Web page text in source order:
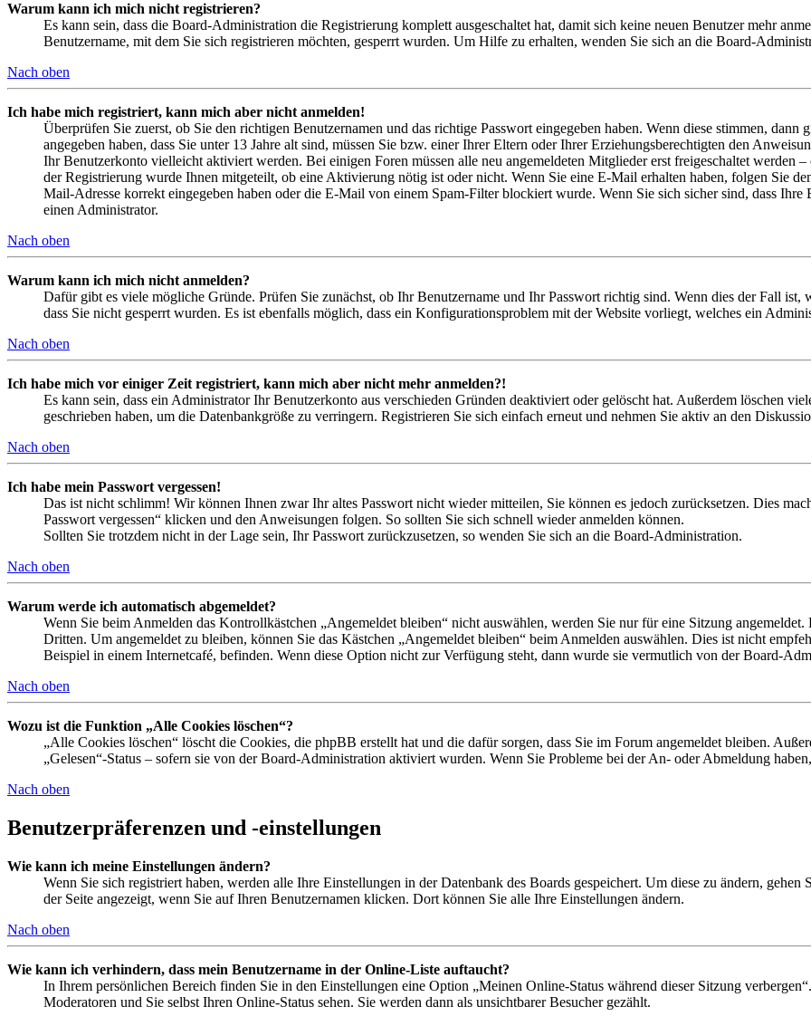
Warum kann ich mich nicht registrieren?
Es kann sein, dass die Board-Administration die Registrierung komplett ausgeschaltet hat, damit sich keine neuen Benutzer mehr
Benutzername, mit dem Sie sich registrieren möchten, gesperrt wurden. Um Hilfe zu erhalten, wenden Sie sich an die Board-
Nach oben
Ich habe mich registriert, kann mich aber nicht anmelden!
Überprüfen Sie zuerst, ob Sie den richtigen Benutzernamen und das richtige Passwort eingegeben haben. Wenn diese stimmen, dann
angegeben haben, dass Sie unter 13 Jahre alt sind, müssen Sie bzw. einer Ihrer Eltern oder Ihrer Erziehungsberechtigten den
Ihr Benutzerkonto vielleicht aktiviert werden. Bei einigen Foren müssen alle neu angemeldeten Mitglieder erst freigeschaltet werden
der Registrierung wurde Ihnen mitgeteilt, ob eine Aktivierung nötig ist oder nicht. Wenn Sie eine E-Mail erhalten haben, folgen Sie
Mail-Adresse korrekt eingegeben haben oder die E-Mail von einem Spam-Filter blockiert wurde. Wenn Sie sich sicher sind, dass
einen Administrator.
Nach oben
Warum kann ich mich nicht anmelden?
Dafür gibt es viele mögliche Gründe. Prüfen Sie zunächst, ob Ihr Benutzername und Ihr Passwort richtig sind. Wenn dies der Fall ist,
dass Sie nicht gesperrt wurden. Es ist ebenfalls möglich, dass ein Konfigurationsproblem mit der Website vorliegt, welches ein
Nach oben
Ich habe mich vor einiger Zeit registriert, kann mich aber nicht mehr anmelden?!
Es kann sein, dass ein Administrator Ihr Benutzerkonto aus verschieden Gründen deaktiviert oder gelöscht hat. Außerdem löschen
geschrieben haben, um die Datenbankgröße zu verringern. Registrieren Sie sich einfach erneut und nehmen Sie aktiv an den
Nach oben
Ich habe mein Passwort vergessen!
Das ist nicht schlimm! Wir können Ihnen zwar Ihr altes Passwort nicht wieder mitteilen, Sie können es jedoch zurücksetzen. Dies
Passwort vergessen“ klicken und den Anweisungen folgen. So sollten Sie sich schnell wieder anmelden können.
Sollten Sie trotzdem nicht in der Lage sein, Ihr Passwort zurückzusetzen, so wenden Sie sich an die Board-Administration.
Nach oben
Warum werde ich automatisch abgemeldet?
Wenn Sie beim Anmelden das Kontrollkästchen „Angemeldet bleiben“ nicht auswählen, werden Sie nur für eine Sitzung
Dritten. Um angemeldet zu bleiben, können Sie das Kästchen „Angemeldet bleiben“ beim Anmelden auswählen. Dies ist nicht
Beispiel in einem Internetcafé, befinden. Wenn diese Option nicht zur Verfügung steht, dann wurde sie vermutlich von der Board-
Nach oben
Wozu ist die Funktion „Alle Cookies löschen“?
„Alle Cookies löschen“ löscht die Cookies, die phpBB erstellt hat und die dafür sorgen, dass Sie im Forum angemeldet bleiben.
„Gelesen“-Status – sofern sie von der Board-Administration aktiviert wurden. Wenn Sie Probleme bei der An- oder Abmeldung
Nach oben
Benutzerpräferenzen und -einstellungen
Wie kann ich meine Einstellungen ändern?
Wenn Sie sich registriert haben, werden alle Ihre Einstellungen in der Datenbank des Boards gespeichert. Um diese zu ändern,
der Seite angezeigt, wenn Sie auf Ihren Benutzernamen klicken. Dort können Sie alle Ihre Einstellungen ändern.
Nach oben
Wie kann ich verhindern, dass mein Benutzername in der Online-Liste auftaucht?
In Ihrem persönlichen Bereich finden Sie in den Einstellungen eine Option „Meinen Online-Status während dieser Sitzung
Moderatoren und Sie selbst Ihren Online-Status sehen. Sie werden dann als unsichtbarer Besucher gezählt.